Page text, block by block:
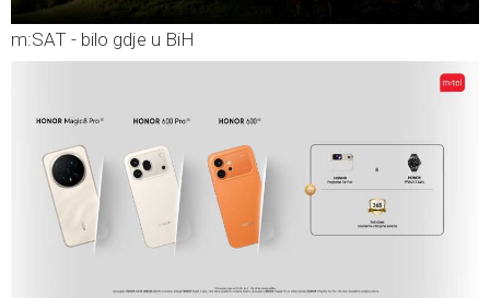
m:SAT - bilo gdje u BiH